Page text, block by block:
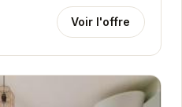
Voir l'offre